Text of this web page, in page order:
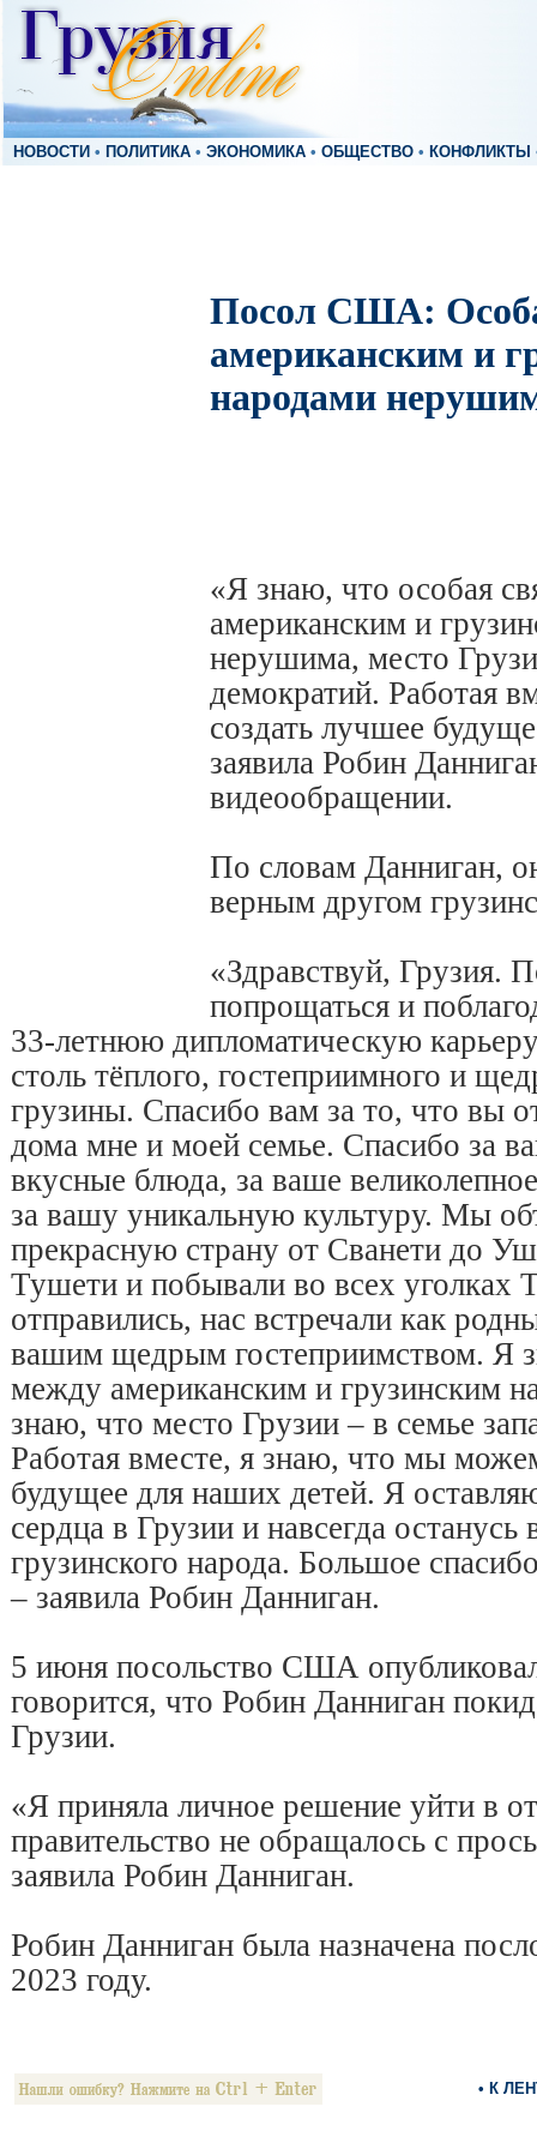
НОВОСТИ • ПОЛИТИКА • ЭКОНОМИКА • ОБЩЕСТВО • КОНФЛИКТЫ
Посол США:
американским и
народами
«Я знаю, что особая
американским и
нерушима, место
демократий. Работая
создать лучшее
заявила Робин
видеообращении.
По словам Данниган,
верным другом
«Здравствуй, Грузия.
попрощаться и
33-летнюю дипломатическую
столь тёплого, гостеприимного и
грузины. Спасибо вам за то, что вы
дома мне и моей семье. Спасибо за
вкусные блюда, за ваше
за вашу уникальную культуру. Мы
прекрасную страну от Сванети до
Тушети и побывали во всех уголках
отправились, нас встречали как
вашим щедрым гостеприимством. Я
между американским и грузинским
знаю, что место Грузии – в семье
Работая вместе, я знаю, что мы
будущее для наших детей. Я
сердца в Грузии и навсегда
грузинского народа. Большое
– заявила Робин Данниган.
5 июня посольство США
говорится, что Робин Данниган
Грузии.
«Я приняла личное решение уйти в
правительство не обращалось с
заявила Робин Данниган.
Робин Данниган была назначена
2023 году.
• К